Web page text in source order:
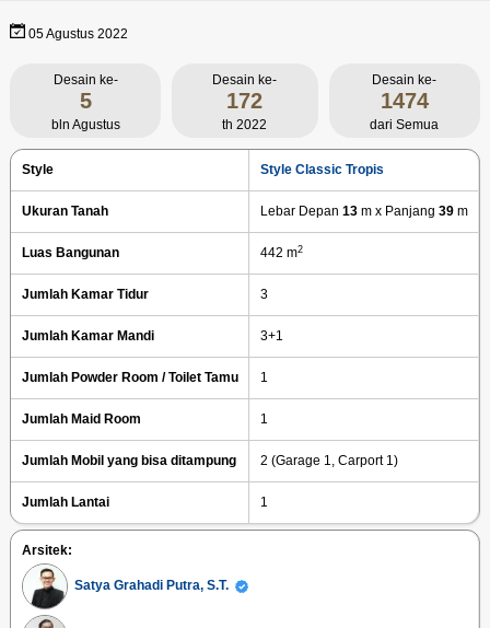
05 Agustus 2022
Desain ke-
5
bln Agustus
Desain ke-
172
th 2022
Desain ke-
1474
dari Semua
Style Style Classic Tropis
Ukuran Tanah Lebar Depan13 m x Panjang39 m
Luas Bangunan 442 m2
Jumlah Kamar Tidur 3
Jumlah Kamar Mandi 3+1
Jumlah Powder Room / Toilet Tamu 1
Jumlah Maid Room 1
Jumlah Mobil yang bisa ditampung 2 (Garage 1, Carport 1)
Jumlah Lantai 1
Arsitek:
Satya Grahadi Putra, S.T.